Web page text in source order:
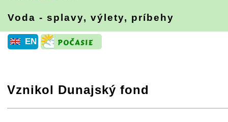
Voda - splavy, výlety, príbehy
EN
Vznikol Dunajský fond